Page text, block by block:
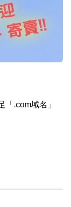
.com域名」